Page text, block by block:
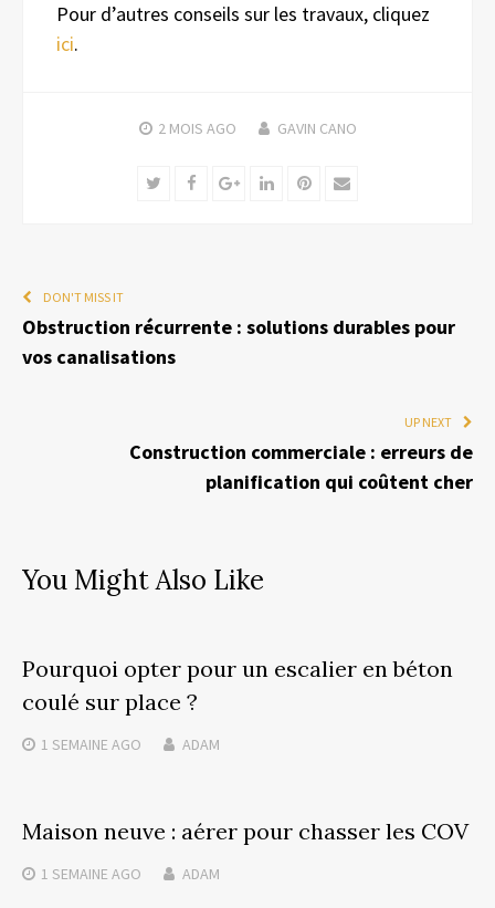
Pour d’autres conseils sur les travaux, cliquez
ici.
2 MOIS AGO GAVIN CANO
TwitterFacebookGoogle+LinkedInPinterest
Email
DON'T MISS IT
Obstruction récurrente : solutions durables pour
vos canalisations
UP NEXT
Construction commerciale : erreurs de
planification qui coûtent cher
You Might Also Like
Pourquoi opter pour un escalier en béton
coulé sur place ?
1 SEMAINE AGO ADAM
Maison neuve : aérer pour chasser les COV
1 SEMAINE AGO ADAM